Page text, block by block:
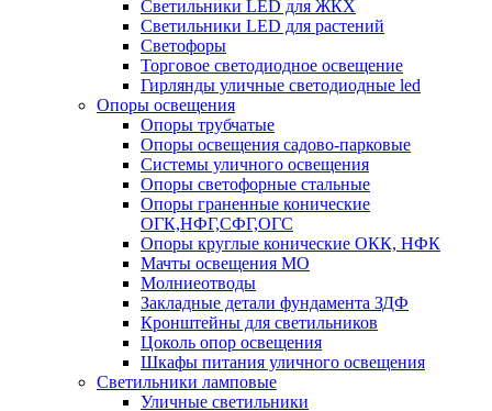
Cветильники LED для ЖКХ
Светильники LED для растений
Светофоры
Торговое светодиодное освещение
Гирлянды уличные светодиодные led
Опоры освещения
Опоры трубчатые
Опоры освещения садово-парковые
Системы уличного освещения
Опоры светофорные стальные
Опоры граненные конические
ОГК,НФГ,СФГ,ОГС
Опоры круглые конические ОКК, НФК
Мачты освещения МО
Молниеотводы
Закладные детали фундамента ЗДФ
Кронштейны для светильников
Цоколь опор освещения
Шкафы питания уличного освещения
Светильники ламповые
Уличные светильники